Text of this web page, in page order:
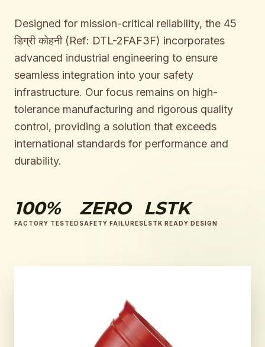
Designed for mission-critical reliability, the 45
डिग्री कोहनी (Ref: DTL-2FAF3F) incorporates
advanced industrial engineering to ensure
seamless integration into your safety
infrastructure. Our focus remains on high-
tolerance manufacturing and rigorous quality
control, providing a solution that exceeds
international standards for performance and
durability.
100%
FACTORY TESTED
ZERO
SAFETY FAILURES
LSTK
LSTK READY DESIGN